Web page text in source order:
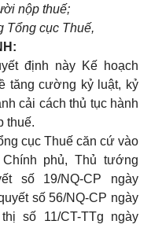
nộp thuế;
Tổng cục Thuế,
định này Kế hoạch
tăng cường kỷ luật, kỷ
cải cách thủ tục hành
thuế.
cục Thuế căn cứ vào
phủ, Thủ tướng
số 19/NQ-CP ngày
số 56/NQ-CP ngày
số 11/CT-TTg ngày